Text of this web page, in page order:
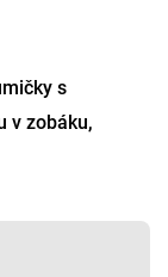
s
v zobáku,